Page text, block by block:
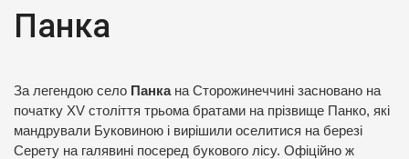
Панка
За легендою село Панка на Сторожинеччині засновано на
початку XV століття трьома братами на прізвище Панко, які
мандрували Буковиною і вирішили оселитися на березі
Серету на галявині посеред букового лісу. Офіційно ж